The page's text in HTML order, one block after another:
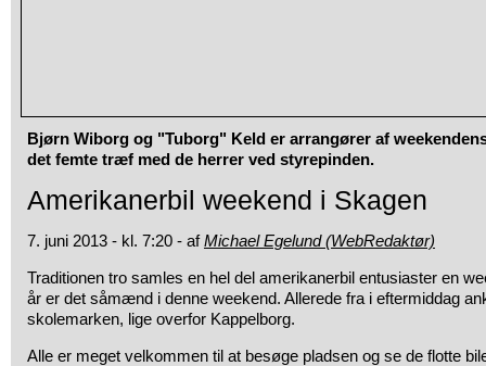
Bjørn Wiborg og "Tuborg" Keld er arrangører af
det femte træf med de herrer ved styrepinden.
Amerikanerbil weekend i Skagen
7. juni 2013 - kl. 7:20 - afMichael Egelund (WebRedaktør)
Traditionen tro samles en hel del amerikanerbil entusiaster en
år er det såmænd i denne weekend. Allerede fra i eftermiddag
skolemarken, lige overfor Kappelborg.
Alle er meget velkommen til at besøge pladsen og se de flotte